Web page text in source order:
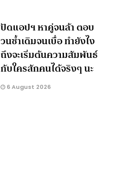
ปัดแอปฯ หาคู่จนล้า ตอบ
วนซ้ำเดิมจนเบื่อ ทำยังไง
ถึงจะเริ่มต้นความสัมพันธ์
กับใครสักคนได้จริงๆ นะ
6 August 2026